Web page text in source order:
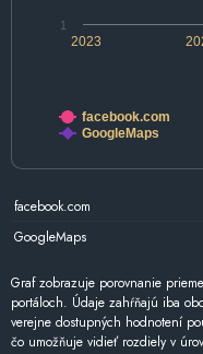
2023
1
facebook.com
GoogleMaps
facebook.com
GoogleMaps
Graf zobrazuje porovnanie
portáloch. Údaje zahŕňajú iba
verejne dostupných hodnotení
čo umožňuje vidieť rozdiely v